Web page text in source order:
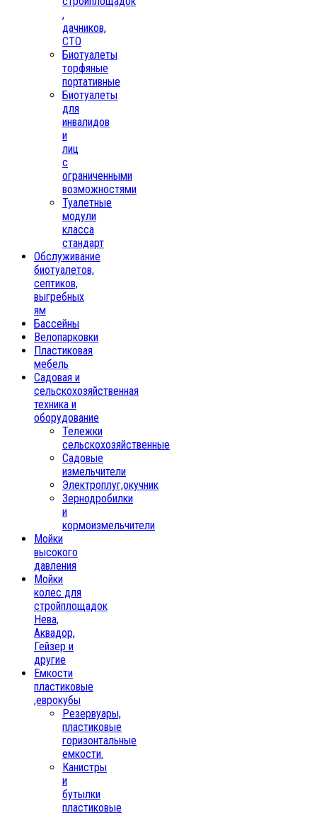
,
дачников,
СТО
Биотуалеты
торфяные
портативные
Биотуалеты
для
инвалидов
и
лиц
с
ограниченными
возможностями
Туалетные
модули
класса
стандарт
Обслуживание
биотуалетов,
септиков,
выгребных
ям
Бассейны
Велопарковки
Пластиковая
мебель
Садовая и
сельскохозяйственная
техника и
оборудование
Тележки
сельскохозяйственные
Садовые
измельчители
Электроплуг,окучник
Зернодробилки
и
кормоизмельчители
Мойки
высокого
давления
Мойки
колес для
стройплощадок
Нева,
Аквадор,
Гейзер и
другие
Емкости
пластиковые
,еврокубы
Резервуары,
пластиковые
горизонтальные
емкости.
Канистры
и
бутылки
пластиковые